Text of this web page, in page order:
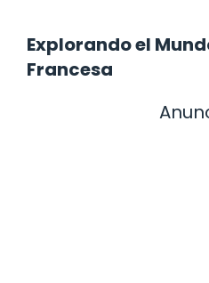
Explorando el
Francesa